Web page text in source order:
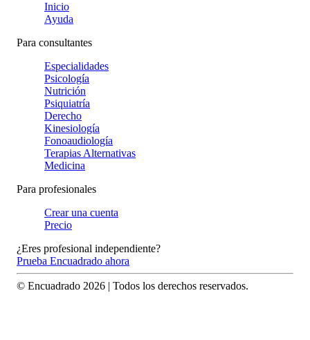
Inicio
Ayuda
Para consultantes
Especialidades
Psicología
Nutrición
Psiquiatría
Derecho
Kinesiología
Fonoaudiología
Terapias Alternativas
Medicina
Para profesionales
Crear una cuenta
Precio
¿Eres profesional independiente?
Prueba Encuadrado ahora
© Encuadrado 2026 | Todos los derechos reservados.